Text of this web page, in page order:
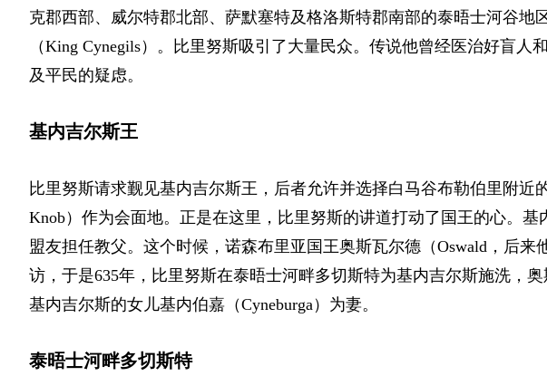
克郡西部、威尔特郡北部、萨默塞特及格洛斯特郡南部的泰晤士河谷地
（King Cynegils） 。比里努斯吸引了大量民众。传说他曾经医治好盲人
及平民的疑虑。
基内吉尔斯王
比里努斯请求觐见基内吉尔斯王，后者允许并选择白马谷布勒伯里附近
Knob） 作为会面地。正是在这里，比里努斯的讲道打动了国王的心。
盟友担任教父。这个时候，诺森布里亚国王奥斯瓦尔德 （Oswald，后
访，于是635年，比里努斯在泰晤士河畔多切斯特为基内吉尔斯施洗，
基内吉尔斯的女儿基内伯嘉 （Cyneburga） 为妻。
泰晤士河畔多切斯特